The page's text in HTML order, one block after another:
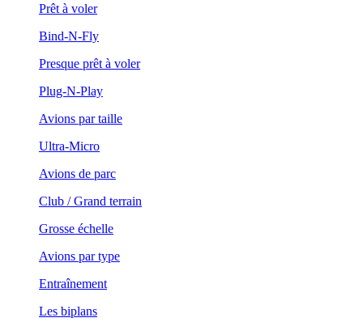
Prêt à voler
Bind-N-Fly
Presque prêt à voler
Plug-N-Play
Avions par taille
Ultra-Micro
Avions de parc
Club / Grand terrain
Grosse échelle
Avions par type
Entraînement
Les biplans